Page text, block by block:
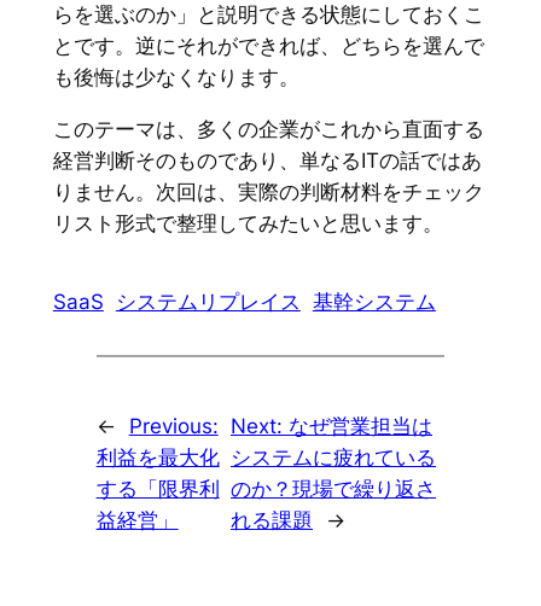
らを選ぶのか」と説明できる状態にしておくこ
とです。逆にそれができれば、どちらを選んで
も後悔は少なくなります。
このテーマは、多くの企業がこれから直面する
経営判断そのものであり、単なるITの話ではあ
りません。次回は、実際の判断材料をチェック
リスト形式で整理してみたいと思います。
SaaS システムリプレイス 基幹システム
←
Previous:
利益を最大化
する「限界利
益経営」
Next: なぜ営業担当は
システムに疲れている
のか？現場で繰り返さ
れる課題
→